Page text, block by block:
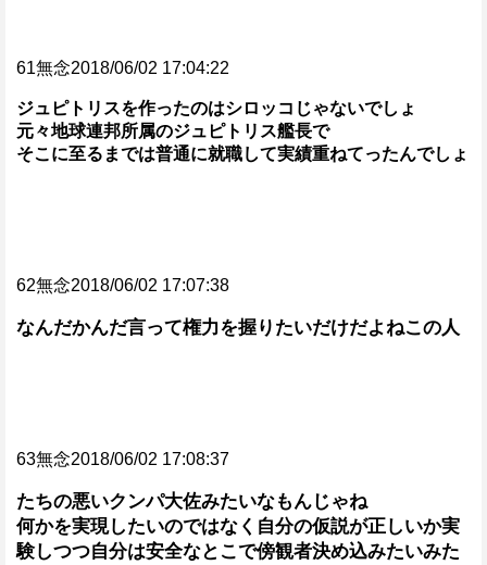
61無念2018/06/02 17:04:22
ジュピトリスを作ったのはシロッコじゃないでしょ
元々地球連邦所属のジュピトリス艦長で
そこに至るまでは普通に就職して実績重ねてったんでしょ
62無念2018/06/02 17:07:38
なんだかんだ言って権力を握りたいだけだよねこの人
63無念2018/06/02 17:08:37
たちの悪いクンパ大佐みたいなもんじゃね
何かを実現したいのではなく自分の仮説が正しいか実
験しつつ自分は安全なとこで傍観者決め込みたいみた